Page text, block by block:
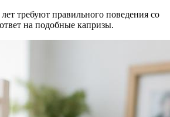
требуют правильного поведения со
на подобные капризы.